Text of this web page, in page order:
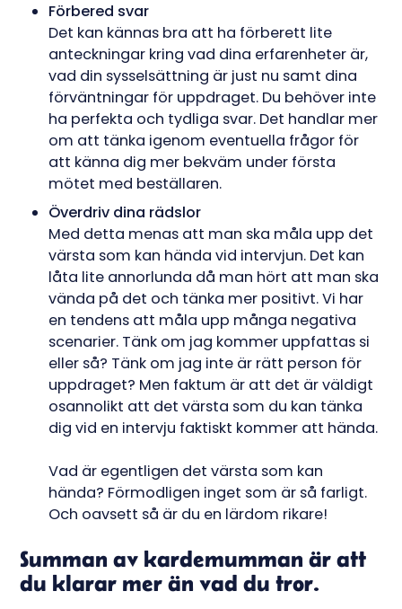
Förbered svar
Det kan kännas bra att ha förberett lite
anteckningar kring vad dina erfarenheter är,
vad din sysselsättning är just nu samt dina
förväntningar för uppdraget. Du behöver inte
ha perfekta och tydliga svar. Det handlar mer
om att tänka igenom eventuella frågor för
att känna dig mer bekväm under första
mötet med beställaren.
Överdriv dina rädslor
Med detta menas att man ska måla upp det
värsta som kan hända vid intervjun. Det kan
låta lite annorlunda då man hört att man ska
vända på det och tänka mer positivt. Vi har
en tendens att måla upp många negativa
scenarier. Tänk om jag kommer uppfattas si
eller så? Tänk om jag inte är rätt person för
uppdraget? Men faktum är att det är väldigt
osannolikt att det värsta som du kan tänka
dig vid en intervju faktiskt kommer att hända.
Vad är egentligen det värsta som kan
hända? Förmodligen inget som är så farligt.
Och oavsett så är du en lärdom rikare!
Summan av kardemumman är att
du klarar mer än vad du tror.